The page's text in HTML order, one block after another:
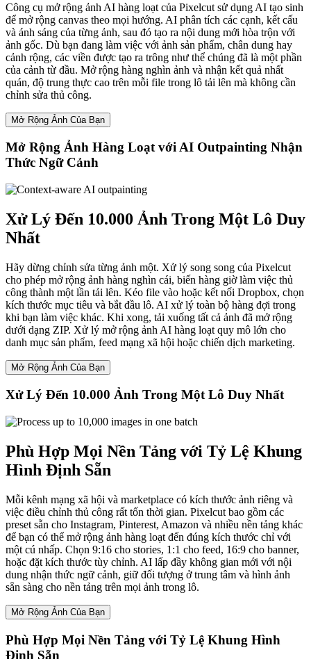
Công cụ mở rộng ảnh AI hàng loạt của Pixelcut sử dụng AI tạo sinh
để mở rộng canvas theo mọi hướng. AI phân tích các cạnh, kết cấu
và ánh sáng của từng ảnh, sau đó tạo ra nội dung mới hòa trộn với
ảnh gốc. Dù bạn đang làm việc với ảnh sản phẩm, chân dung hay
cảnh rộng, các viền được tạo ra trông như thể chúng đã là một phần
của cảnh từ đầu. Mở rộng hàng nghìn ảnh và nhận kết quả nhất
quán, độ trung thực cao trên mỗi file trong lô tải lên mà không cần
chỉnh sửa thủ công.
Mở Rộng Ảnh Của Bạn
Mở Rộng Ảnh Hàng Loạt với AI Outpainting Nhận
Thức Ngữ Cảnh
Xử Lý Đến 10.000 Ảnh Trong Một Lô Duy
Nhất
Hãy dừng chỉnh sửa từng ảnh một. Xử lý song song của Pixelcut
cho phép mở rộng ảnh hàng nghìn cái, biến hàng giờ làm việc thủ
công thành một lần tải lên. Kéo file vào hoặc kết nối Dropbox, chọn
kích thước mục tiêu và bắt đầu lô. AI xử lý toàn bộ hàng đợi trong
khi bạn làm việc khác. Khi xong, tải xuống tất cả ảnh đã mở rộng
dưới dạng ZIP. Xử lý mở rộng ảnh AI hàng loạt quy mô lớn cho
danh mục sản phẩm, feed mạng xã hội hoặc chiến dịch marketing.
Mở Rộng Ảnh Của Bạn
Xử Lý Đến 10.000 Ảnh Trong Một Lô Duy Nhất
Phù Hợp Mọi Nền Tảng với Tỷ Lệ Khung
Hình Định Sẵn
Mỗi kênh mạng xã hội và marketplace có kích thước ảnh riêng và
việc điều chỉnh thủ công rất tốn thời gian. Pixelcut bao gồm các
preset sẵn cho Instagram, Pinterest, Amazon và nhiều nền tảng khác
để bạn có thể mở rộng ảnh hàng loạt đến đúng kích thước chỉ với
một cú nhấp. Chọn 9:16 cho stories, 1:1 cho feed, 16:9 cho banner,
hoặc đặt kích thước tùy chỉnh. AI lấp đầy không gian mới với nội
dung nhận thức ngữ cảnh, giữ đối tượng ở trung tâm và hình ảnh
sẵn sàng cho nền tảng trên mọi ảnh trong lô.
Mở Rộng Ảnh Của Bạn
Phù Hợp Mọi Nền Tảng với Tỷ Lệ Khung Hình
Định Sẵn